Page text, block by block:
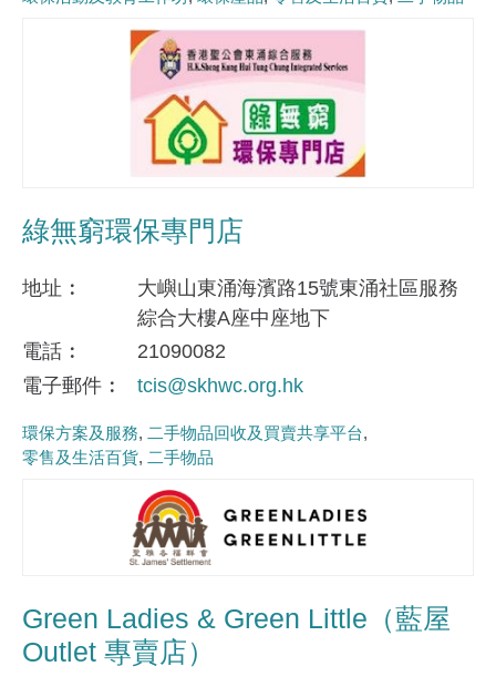
綠無窮環保專門店
地址
大嶼山東涌海濱路15號東涌社區服務
綜合大樓A座中座地下
電話
21090082
電子郵件
tcis@skhwc.org.hk
環保方案及服務
二手物品回收及買賣共享平台
零售及生活百貨 二手物品
Green Ladies & Green Little（藍屋
Outlet 專賣店）